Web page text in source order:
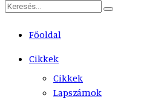
Főoldal
Cikkek
Cikkek
Lapszámok